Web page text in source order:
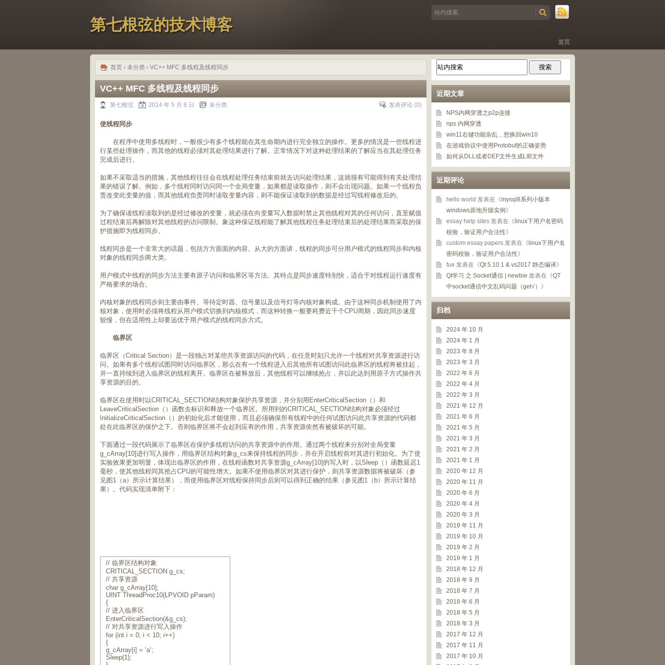
第七根弦的技术博客
首页
首页 › 未分类 › VC++ MFC 多线程及线程同步
VC++ MFC 多线程及线程同步
第七根弦 2014 年 5 月 8 日 未分类 发表评论 (0)
使线程同步
在程序中使用多线程时，一般很少有多个线程能在其生命期内进行完全独立的操作。更多的情况是一些线程进
行某些处理操作，而其他的线程必须对其处理结果进行了解。正常情况下对这种处理结果的了解应当在其处理任务
完成后进行。
如果不采取适当的措施，其他线程往往会在线程处理任务结束前就去访问处理结果，这就很有可能得到有关处理结
果的错误了解。例如，多个线程同时访问同一个全局变量，如果都是读取操作，则不会出现问题。如果一个线程负
责改变此变量的值，而其他线程负责同时读取变量内容，则不能保证读取到的数据是经过写线程修改后的。
为了确保读线程读取到的是经过修改的变量，就必须在向变量写入数据时禁止其他线程对其的任何访问，直至赋值
过程结束后再解除对其他线程的访问限制。象这种保证线程能了解其他线程任务处理结束后的处理结果而采取的保
护措施即为线程同步。
线程同步是一个非常大的话题，包括方方面面的内容。从大的方面讲，线程的同步可分用户模式的线程同步和内核
对象的线程同步两大类。
用户模式中线程的同步方法主要有原子访问和临界区等方法。其特点是同步速度特别快，适合于对线程运行速度有
严格要求的场合。
内核对象的线程同步则主要由事件、等待定时器、信号量以及信号灯等内核对象构成。由于这种同步机制使用了内
核对象，使用时必须将线程从用户模式切换到内核模式，而这种转换一般要耗费近千个CPU周期，因此同步速度
较慢，但在适用性上却要远优于用户模式的线程同步方式。
临界区
临界区（Critical Section）是一段独占对某些共享资源访问的代码，在任意时刻只允许一个线程对共享资源进行访
问。如果有多个线程试图同时访问临界区，那么在有一个线程进入后其他所有试图访问此临界区的线程将被挂起，
并一直持续到进入临界区的线程离开。临界区在被释放后，其他线程可以继续抢占，并以此达到用原子方式操作共
享资源的目的。
临界区在使用时以CRITICAL_SECTION结构对象保护共享资源，并分别用EnterCriticalSection（）和
LeaveCriticalSection（）函数去标识和释放一个临界区。所用到的CRITICAL_SECTION结构对象必须经过
InitializeCriticalSection（）的初始化后才能使用，而且必须确保所有线程中的任何试图访问此共享资源的代码都
处在此临界区的保护之下。否则临界区将不会起到应有的作用，共享资源依然有被破坏的可能。
下面通过一段代码展示了临界区在保护多线程访问的共享资源中的作用。通过两个线程来分别对全局变量
g_cArray[10]进行写入操作，用临界区结构对象g_cs来保持线程的同步，并在开启线程前对其进行初始化。为了使
实验效果更加明显，体现出临界区的作用，在线程函数对共享资源g_cArray[10]的写入时，以Sleep（）函数延迟1
毫秒，使其他线程同其抢占CPU的可能性增大。如果不使用临界区对其进行保护，则共享资源数据将被破坏（参
见图1（a）所示计算结果），而使用临界区对线程保持同步后则可以得到正确的结果（参见图1（b）所示计算结
果）。代码实现清单附下：
// 临界区结构对象
CRITICAL_SECTION g_cs;
// 共享资源
char g_cArray[10];
UINT ThreadProc10(LPVOID pParam)
{
// 进入临界区
EnterCriticalSection(&g_cs);
// 对共享资源进行写入操作
for (int i = 0; i < 10; i++)
{
g_cArray[i] = ‘a’;
Sleep(1);
近期文章
NPS内网穿透之p2p连接
nps 内网穿透
win11右键功能杂乱，想换回win10
在游戏协议中使用Protobuf的正确姿势
如何从DLL或者DEF文件生成LIB文件
近期评论
hello world 发表在《mysql8系列小版本
windows原地升级实例 》
essay help sites 发表在《 linux下用户名密码
校验，验证用户合法性》
custom essay papers 发表在《 linux下用户名
密码校验，验证用户合法性》
fue 发表在《Qt 5.10.1 & vs2017 静态编译》
Qt学习 之 Socket通信 | newbie 发表在《QT
中socket通信中文乱码问题（get√） 》
归档
2024 年 10 月
2024 年 1 月
2023 年 8 月
2023 年 3 月
2022 年 6 月
2022 年 4 月
2022 年 3 月
2021 年 12 月
2021 年 6 月
2021 年 5 月
2021 年 3 月
2021 年 2 月
2021 年 1 月
2020 年 12 月
2020 年 11 月
2020 年 6 月
2020 年 4 月
2020 年 3 月
2019 年 11 月
2019 年 10 月
2019 年 2 月
2019 年 1 月
2018 年 12 月
2018 年 9 月
2018 年 7 月
2018 年 6 月
2018 年 5 月
2018 年 3 月
2017 年 12 月
2017 年 11 月
2017 年 10 月